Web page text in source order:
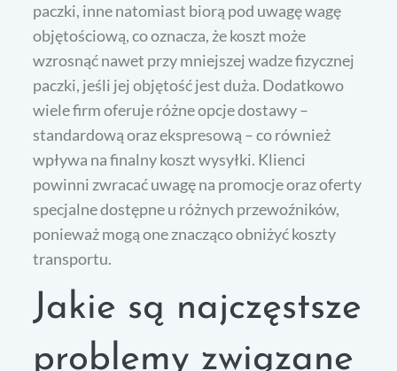
paczki, inne natomiast biorą pod uwagę wagę
objętościową, co oznacza, że koszt może
wzrosnąć nawet przy mniejszej wadze fizycznej
paczki, jeśli jej objętość jest duża. Dodatkowo
wiele firm oferuje różne opcje dostawy –
standardową oraz ekspresową – co również
wpływa na finalny koszt wysyłki. Klienci
powinni zwracać uwagę na promocje oraz oferty
specjalne dostępne u różnych przewoźników,
ponieważ mogą one znacząco obniżyć koszty
transportu.
Jakie są najczęstsze
problemy związane